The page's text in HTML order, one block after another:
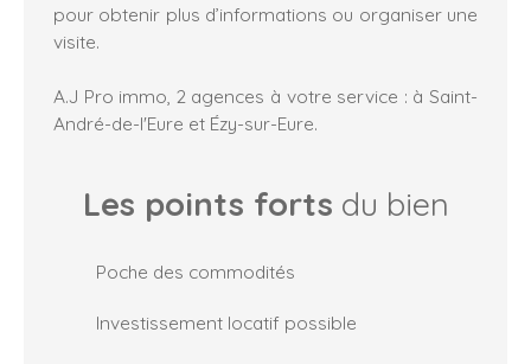
pour obtenir plus d’informations ou organiser une
visite.
A.J Pro immo, 2 agences à votre service : à Saint-
André-de-l'Eure et Ézy-sur-Eure.
Les points forts du bien
Poche des commodités
Investissement locatif possible